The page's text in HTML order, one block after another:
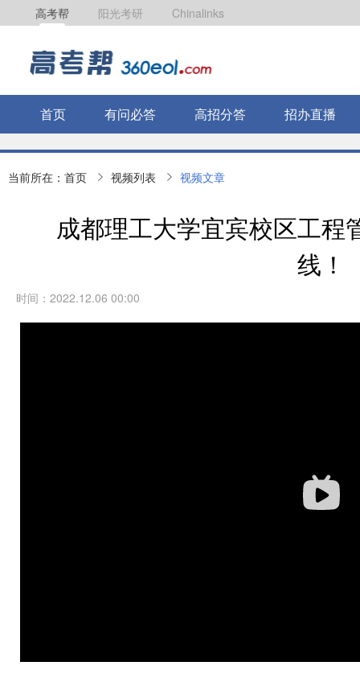
高考帮 阳光考研 Chinalinks
首页 有问必答 高招分答 招办直播
当前所在： 首页 视频列表 视频文章
成都理工大学宜宾校区工程
线！
时间：2022.12.06 00:00